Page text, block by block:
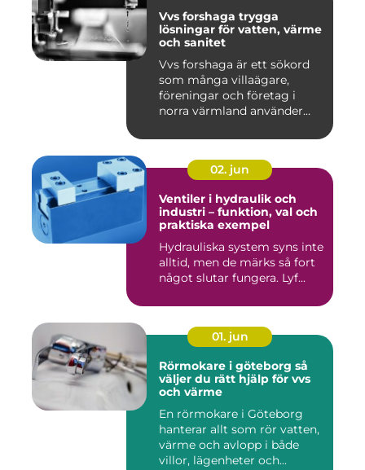
Vvs forshaga trygga
lösningar för vatten, värme
och sanitet
Vvs forshaga är ett sökord
som många villaägare,
föreningar och företag i
norra värmland använder
02. jun
Ventiler i hydraulik och
industri – funktion, val och
praktiska exempel
Hydrauliska system syns inte
alltid, men de märks så fort
något slutar fungera. Lyf...
01. jun
Rörmokare i göteborg så
väljer du rätt hjälp för vvs
och värme
En rörmokare i Göteborg
hanterar allt som rör vatten,
värme och avlopp i både
villor, lägenheter och...